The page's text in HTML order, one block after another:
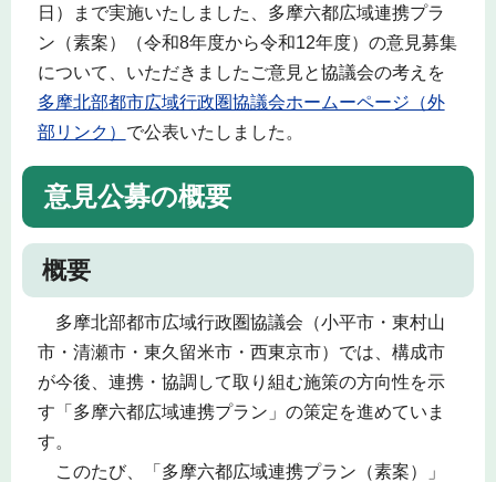
日）まで実施いたしました、多摩六都広域連携プラ
ン（素案）（令和8年度から令和12年度）の意見募集
について、いただきましたご意見と協議会の考えを
多摩北部都市広域行政圏協議会ホームーページ（外
部リンク） で公表いたしました。
意見公募の概要
概要
多摩北部都市広域行政圏協議会（小平市・東村山
市・清瀬市・東久留米市・西東京市）では、構成市
が今後、連携・協調して取り組む施策の方向性を示
す「多摩六都広域連携プラン」の策定を進めていま
す。
このたび、「多摩六都広域連携プラン（素案）」